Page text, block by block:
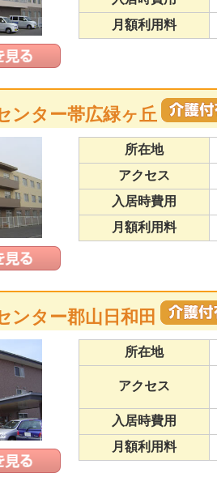
月額利用料
ンター帯広緑ヶ丘
所在地
アクセス
入居時費用
月額利用料
ンター郡山日和田
所在地
アクセス
入居時費用
月額利用料